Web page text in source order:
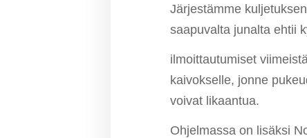
Järjestämme
saapuvalta junalta ehtii
ilmoittautumiset
kaivokselle, jonne
voivat likaantua.
Ohjelmassa on lisäksi